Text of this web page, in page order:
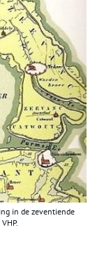
in de zeventiende